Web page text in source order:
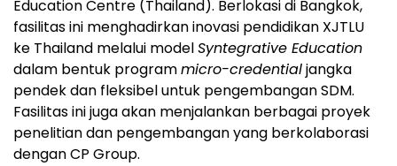
Education Centre (Thailand). Berlokasi di Bangkok,
fasilitas ini menghadirkan inovasi pendidikan XJTLU
ke Thailand melalui modelSyntegrative Education
dalam bentuk programmicro-credentialjangka
pendek dan fleksibel untuk pengembangan SDM.
Fasilitas ini juga akan menjalankan berbagai proyek
penelitian dan pengembangan yang berkolaborasi
dengan CP Group.